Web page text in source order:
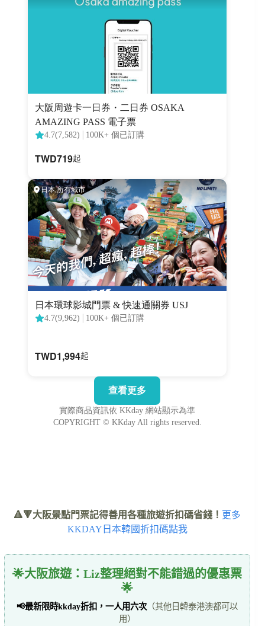
🔺🔻大阪景點門票記得善用各種旅遊折扣碼省錢！ 更多
KKDAY日本韓國折扣碼點我
🌟大阪旅遊：Liz整理絕對不能錯過的優惠票
🌟
📢最新限時kkday折扣，一人用六次 （其他日韓泰港澳都可以
用）